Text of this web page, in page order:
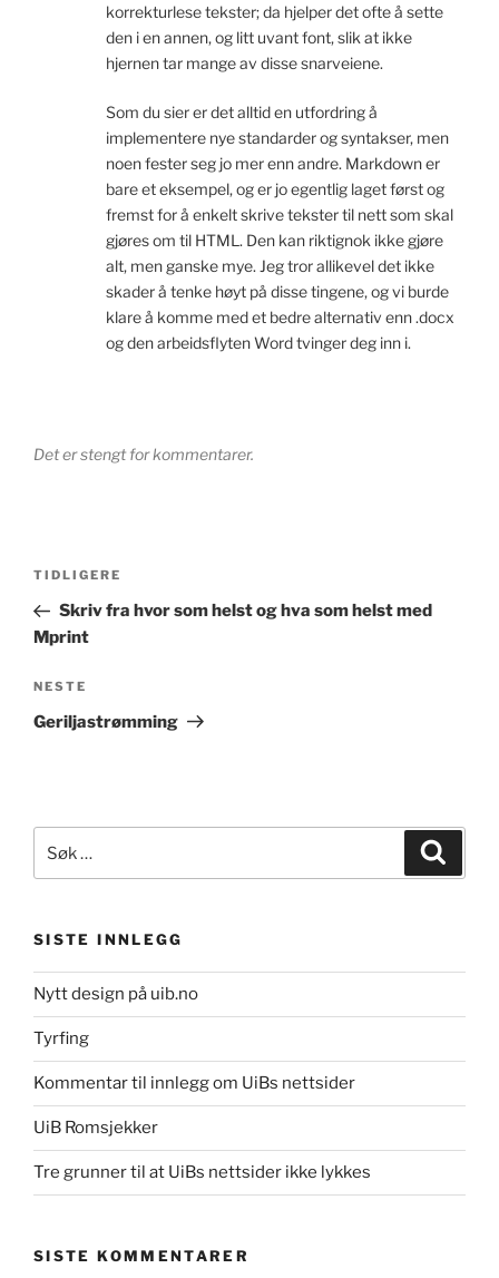
korrekturlese tekster; da hjelper det ofte å sette
den i en annen, og litt uvant font, slik at ikke
hjernen tar mange av disse snarveiene.
Som du sier er det alltid en utfordring å
implementere nye standarder og syntakser, men
noen fester seg jo mer enn andre. Markdown er
bare et eksempel, og er jo egentlig laget først og
fremst for å enkelt skrive tekster til nett som skal
gjøres om til HTML. Den kan riktignok ikke gjøre
alt, men ganske mye. Jeg tror allikevel det ikke
skader å tenke høyt på disse tingene, og vi burde
klare å komme med et bedre alternativ enn .docx
og den arbeidsflyten Word tvinger deg inn i.
Det er stengt for kommentarer.
Innleggsnavigasjon
Forrige
innlegg
TIDLIGERE
Skriv fra hvor som helst og hva som helst med
Mprint
Neste
innlegg
NESTE
Geriljastrømming
etter:
SISTE INNLEGG
Nytt design på uib.no
Tyrfing
Kommentar til innlegg om UiBs nettsider
UiB Romsjekker
Tre grunner til at UiBs nettsider ikke lykkes
SISTE KOMMENTARER